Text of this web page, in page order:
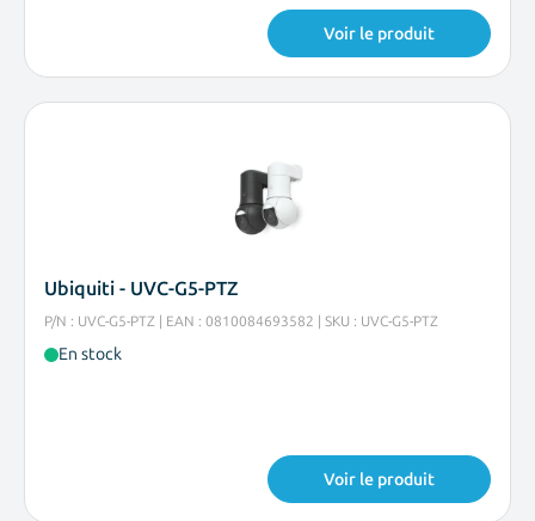
Voir le produit
Ubiquiti - UVC-G5-PTZ
P/N : UVC-G5-PTZ | EAN : 0810084693582 | SKU : UVC-G5-PTZ
En stock
Voir le produit